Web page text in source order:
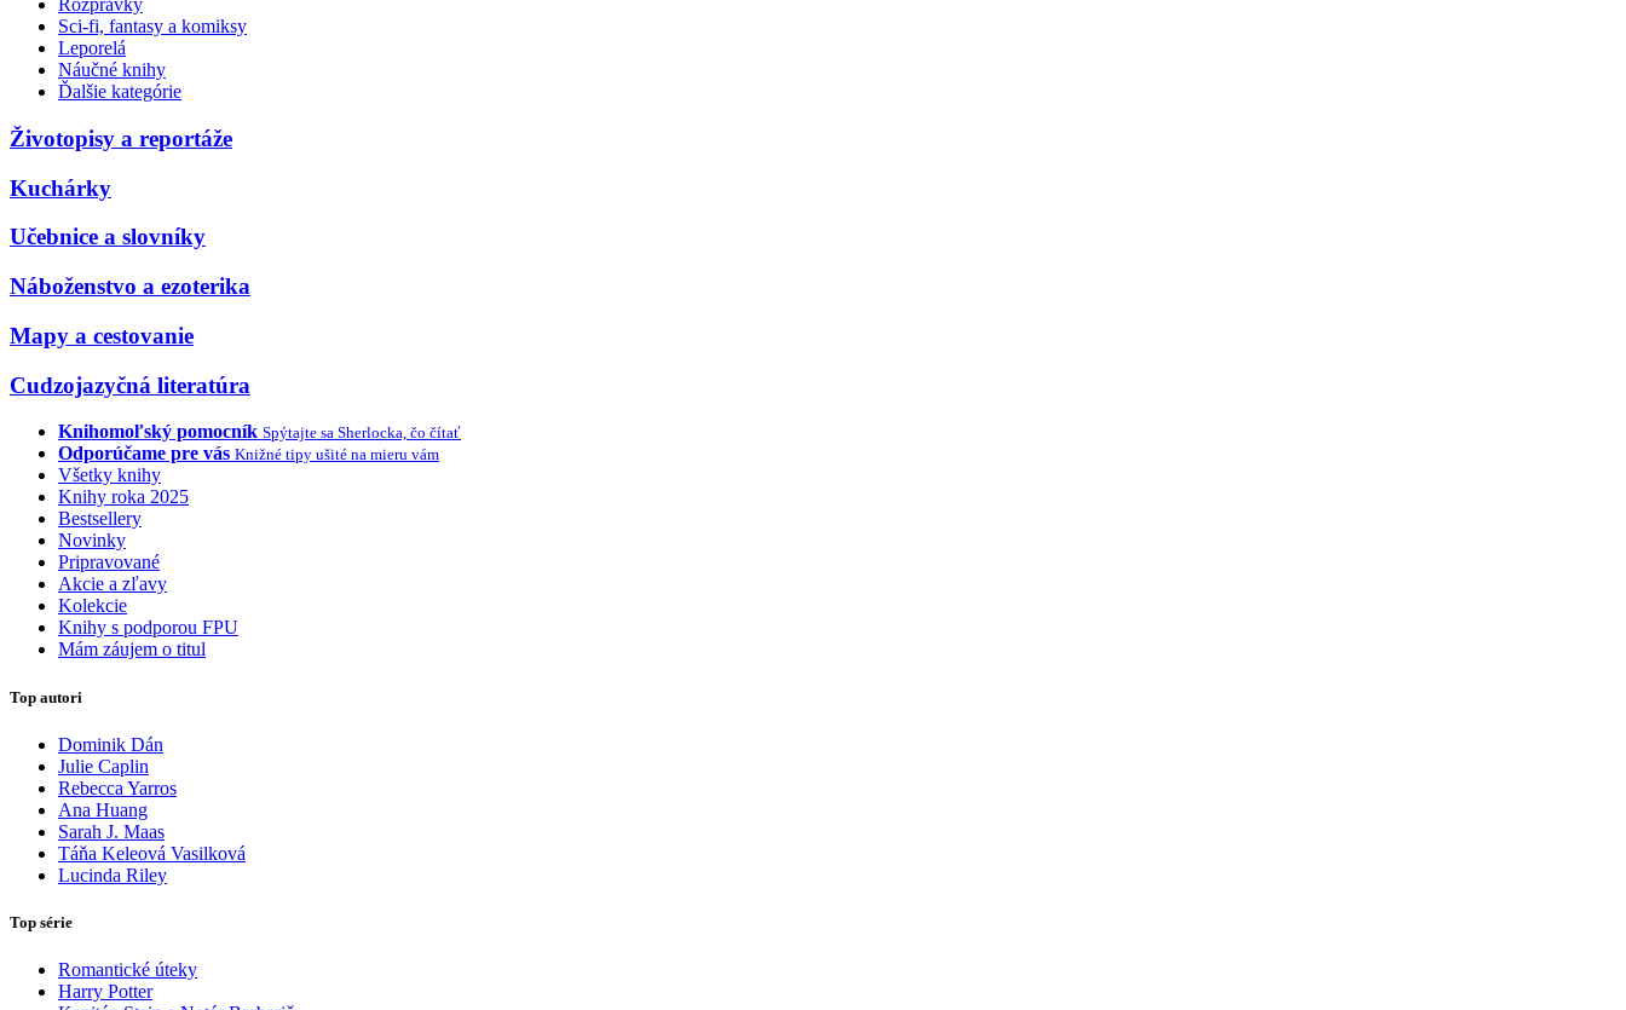
Rozprávky
Sci-fi, fantasy a komiksy
Leporelá
Náučné knihy
Ďalšie kategórie
Životopisy a reportáže
Kuchárky
Učebnice a slovníky
Náboženstvo a ezoterika
Mapy a cestovanie
Cudzojazyčná literatúra
Knihomoľský pomocník Spýtajte sa Sherlocka, čo čítať
Odporúčame pre vás Knižné tipy ušité na mieru vám
Všetky knihy
Knihy roka 2025
Bestsellery
Novinky
Pripravované
Akcie a zľavy
Kolekcie
Knihy s podporou FPU
Mám záujem o titul
Top autori
Dominik Dán
Julie Caplin
Rebecca Yarros
Ana Huang
Sarah J. Maas
Táňa Keleová Vasilková
Lucinda Riley
Top série
Romantické úteky
Harry Potter